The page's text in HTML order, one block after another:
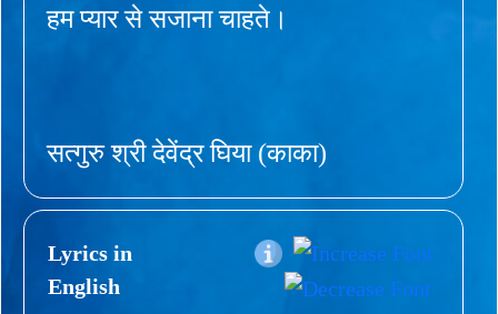
हम प्यार से सजाना चाहते।
सत्गुरु श्री देवेंद्र घिया (काका)
Lyrics in
English